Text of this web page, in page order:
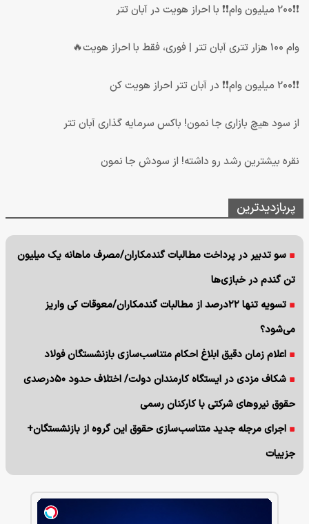
❗❗200 میلیون وام❗❗ با احراز هویت در آبان تتر
وام 100 هزار تتری آبان تتر | فوری، فقط با احراز هویت🔥
❗❗200 میلیون وام❗❗ در آبان تتر احراز هویت کن
از سود هیچ بازاری جا نمون! باکس سرمایه گذاری آبان تتر
نقره بیشترین رشد رو داشته! از سودش جا نمون
پربازدیدترین
سو تدبیر در پرداخت مطالبات گندمکاران/مصرف ماهانه یک میلیون
تن گندم در خبازی‌ها
تسویه تنها ۲۲درصد از مطالبات گندمکاران/معوقات کی واریز
می‌شود؟
اعلام زمان دقیق ابلاغ احکام متناسب‌سازی بازنشستگان فولاد
شکاف مزدی در ایستگاه کارمندان دولت/ اختلاف حدود ۵۰درصدی
حقوق نیروهای شرکتی با کارکنان رسمی
اجرای مرجله جدید متناسب‌سازی حقوق این گروه از بازنشستگان+
جزییات